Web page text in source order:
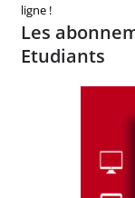
ligne !
Les
Etudiants